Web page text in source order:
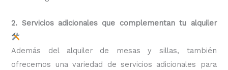
2. Servicios adicionales que complementan tu alquiler
Además del alquiler de mesas y sillas, también
ofrecemos una variedad de servicios adicionales para